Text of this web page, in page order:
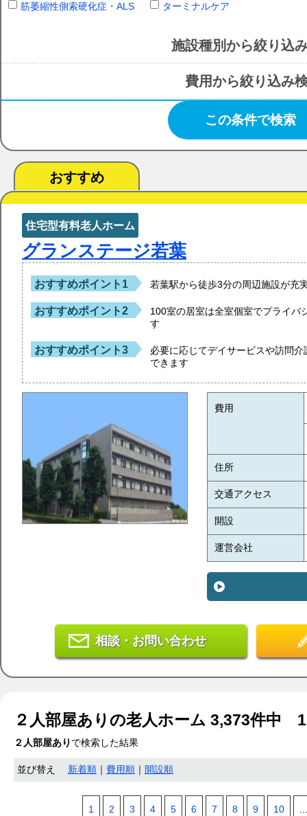
筋萎縮性側索硬化症・ALS
ターミナルケア
施設種別から絞り込
費用から絞り込み
この条件で検索
おすすめ
住宅型有料老人ホーム
グランステージ若葉
おすすめポイント1 若葉駅から徒歩3分の周辺施設が充
おすすめポイント2
100室の居室は全室個室でプライバ
す
おすすめポイント3
必要に応じてデイサービスや訪問
できます
費用
住所
交通アクセス
開設
運営会社
相談・お問い合わせ
２人部屋あり の老人ホーム 3,373件中 1
２人部屋あり で検索した結果
並び替え 新着順 費用順 開設順
1 2 3 4 5 6 7 8 9 10 ...